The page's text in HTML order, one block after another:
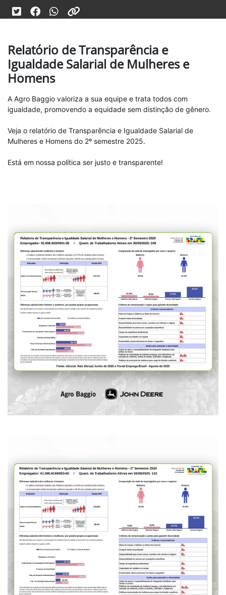
Relatório de Transparência e
Igualdade Salarial de Mulheres e
Homens
A Agro Baggio valoriza a sua equipe e trata todos com
igualdade, promovendo a equidade sem distinção de gênero.
Veja o relatório de Transparência e Igualdade Salarial de
Mulheres e Homens do 2º semestre 2025.
Está em nossa política ser justo e transparente!